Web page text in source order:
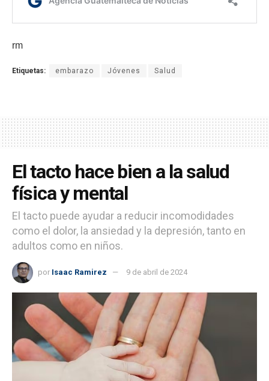
rm
Etiquetas: embarazo Jóvenes Salud
El tacto hace bien a la salud
física y mental
El tacto puede ayudar a reducir incomodidades
como el dolor, la ansiedad y la depresión, tanto en
adultos como en niños.
por Isaac Ramirez 9 de abril de 2024